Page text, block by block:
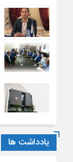
یادداشت ها